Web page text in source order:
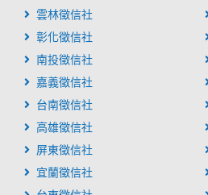
雲林徵信社
彰化徵信社
南投徵信社
嘉義徵信社
台南徵信社
高雄徵信社
屏東徵信社
宜蘭徵信社